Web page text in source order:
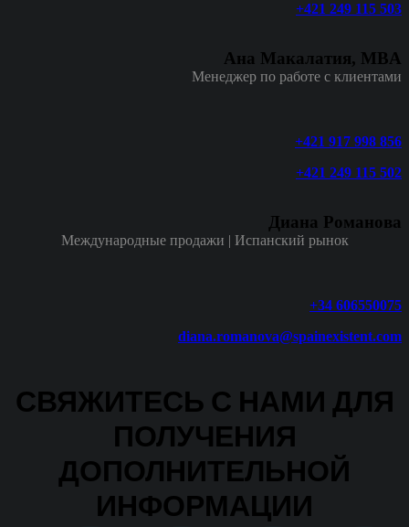
+421 249 115 503
Ана Макалатия, MBA
Менеджер по работе с клиентами
+421 917 998 856
+421 249 115 502
Диана Романова
Международные продажи | Испанский рынок
+34 606550075
diana.romanova@spainexistent.com
СВЯЖИТЕСЬ С НАМИ ДЛЯ
ПОЛУЧЕНИЯ
ДОПОЛНИТЕЛЬНОЙ
ИНФОРМАЦИИ